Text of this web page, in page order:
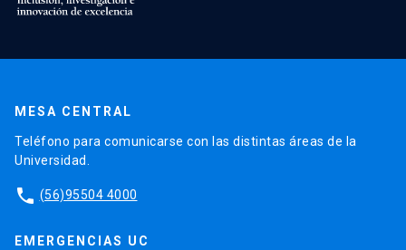
MESA CENTRAL
Teléfono para comunicarse con las distintas áreas de la
Universidad.
phone (56)95504 4000
EMERGENCIAS UC